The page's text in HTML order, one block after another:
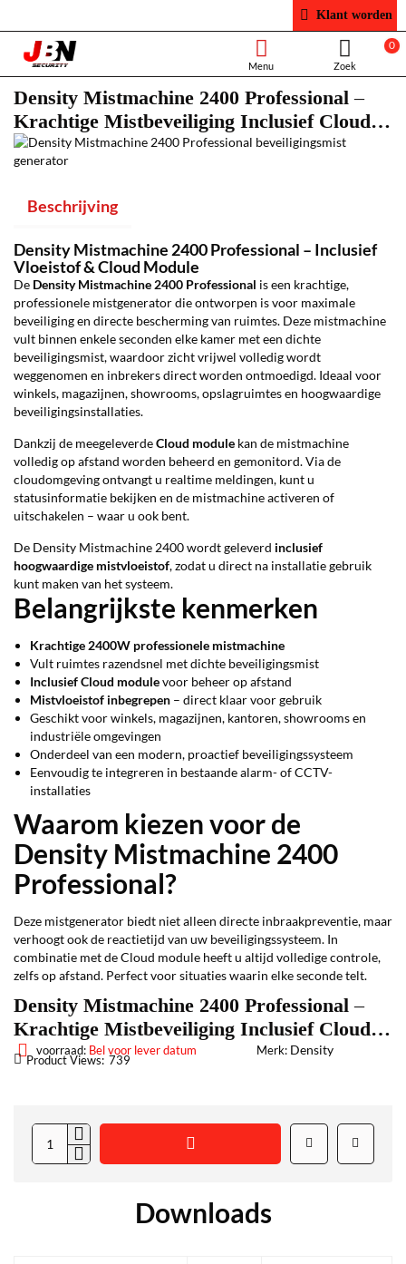
Klant worden
0
Density Mistmachine 2400 Professional –
Krachtige Mistbeveiliging Inclusief Cloud
Module
Beschrijving
Density Mistmachine 2400 Professional – Inclusief
Vloeistof & Cloud Module
De Density Mistmachine 2400 Professional is een krachtige,
professionele mistgenerator die ontworpen is voor maximale
beveiliging en directe bescherming van ruimtes. Deze mistmachine
vult binnen enkele seconden elke kamer met een dichte
beveiligingsmist, waardoor zicht vrijwel volledig wordt
weggenomen en inbrekers direct worden ontmoedigd. Ideaal voor
winkels, magazijnen, showrooms, opslagruimtes en hoogwaardige
beveiligingsinstallaties.
Dankzij de meegeleverdeCloud module kan de mistmachine
volledig op afstand worden beheerd en gemonitord. Via de
cloudomgeving ontvangt u realtime meldingen, kunt u
statusinformatie bekijken en de mistmachine activeren of
uitschakelen – waar u ook bent.
De Density Mistmachine 2400 wordt geleverd inclusief
hoogwaardige mistvloeistof, zodat u direct na installatie gebruik
kunt maken van het systeem.
Belangrijkste kenmerken
Krachtige 2400W professionele mistmachine
Vult ruimtes razendsnel met dichte beveiligingsmist
Inclusief Cloud modulevoor beheer op afstand
Mistvloeistof inbegrepen – direct klaar voor gebruik
Geschikt voor winkels, magazijnen, kantoren, showrooms en
industriële omgevingen
Onderdeel van een modern, proactief beveiligingssysteem
Eenvoudig te integreren in bestaande alarm- of CCTV-
installaties
Waarom kiezen voor de
Density Mistmachine 2400
Professional?
Deze mistgenerator biedt niet alleen directe inbraakpreventie, maar
verhoogt ook de reactietijd van uw beveiligingssysteem. In
combinatie met de Cloud module heeft u altijd volledige controle,
zelfs op afstand. Perfect voor situaties waarin elke seconde telt.
Density Mistmachine 2400 Professional –
Krachtige Mistbeveiliging Inclusief Cloud
Module
voorraad: Bel voor lever datum Merk: Density
Product Views: 739
Downloads